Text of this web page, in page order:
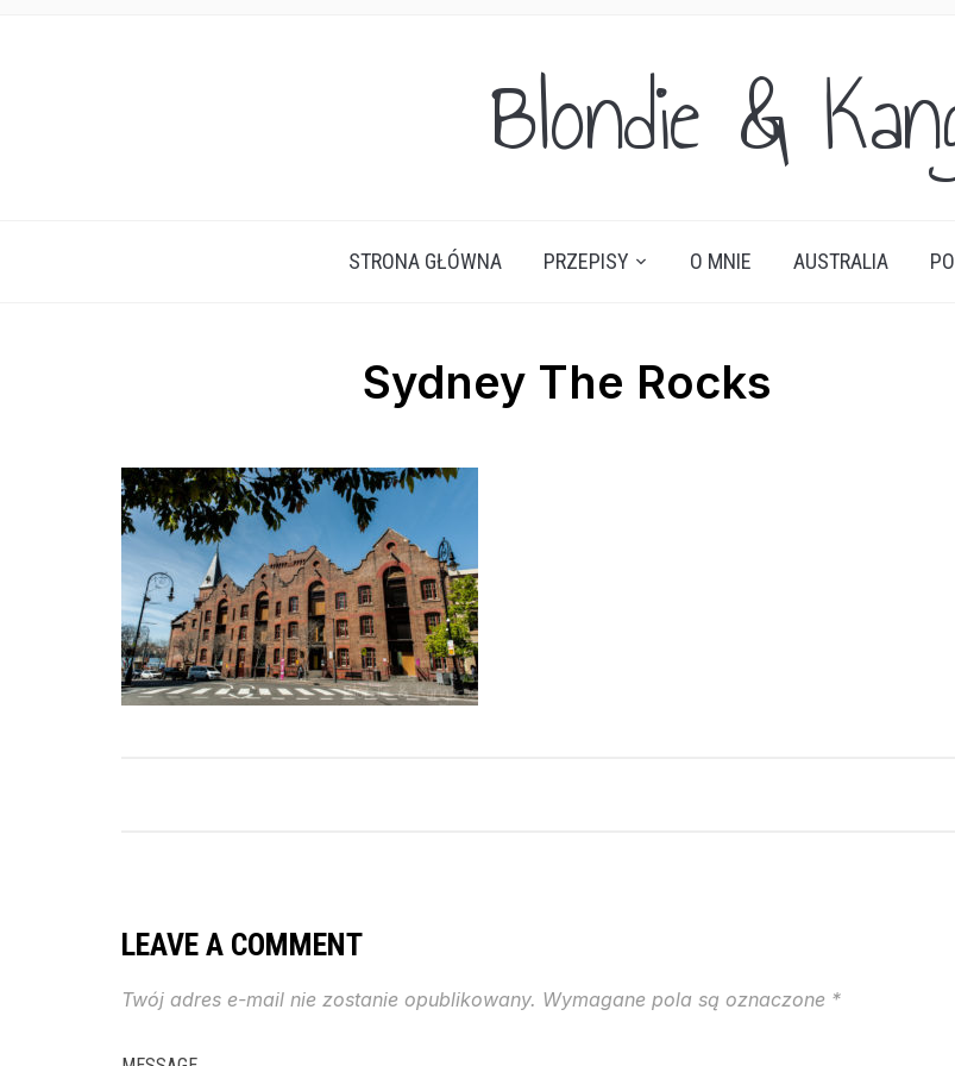
Blondie &
STRONA GŁÓWNA PRZEPISY O MNIE AUSTRALIA
Sydney The Rocks
LEAVE A COMMENT
Twój adres e-mail nie zostanie opublikowany. Wymagane pola są oznaczone *